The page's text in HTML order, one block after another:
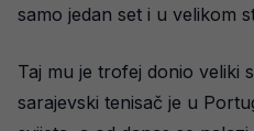
samo jedan set i u velikom
Taj mu je trofej donio veliki
sarajevski tenisač je u